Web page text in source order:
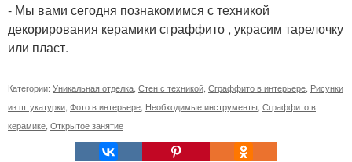
- Мы вами сегодня познакомимся с техникой
декорирования керамики сграффито , украсим тарелочку
или пласт.
Категории: Уникальная отделка, Стен с техникой, Сграффито в интерьере, Рисунки
из штукатурки, Фото в интерьере, Необходимые инструменты, Сграффито в
керамике, Открытое занятие